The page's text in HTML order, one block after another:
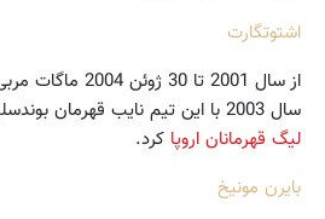
اشتوتگارت
از سال 2001 تا
سال 2003 با این تیم نایب قهرمان بوندسلیگا شده و این تیم را راهی
لیگ قهرمانان اروپا کرد.
بایرن مونیخ